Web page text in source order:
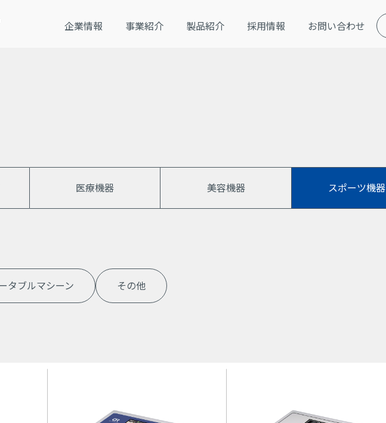
企業情報 事業紹介 製品紹介 採用情報 お問い合わせ
PRODUCTS
SCROLL
医療機器 美容機器 スポーツ機器
タブルマシーン その他